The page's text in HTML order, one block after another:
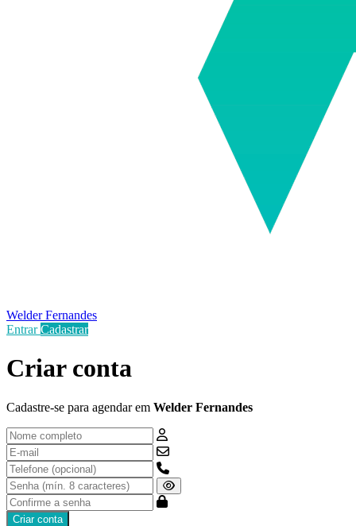
Welder Fernandes
EntrarCadastrar
Criar conta
Cadastre-se para agendar em Welder Fernandes
Criar conta